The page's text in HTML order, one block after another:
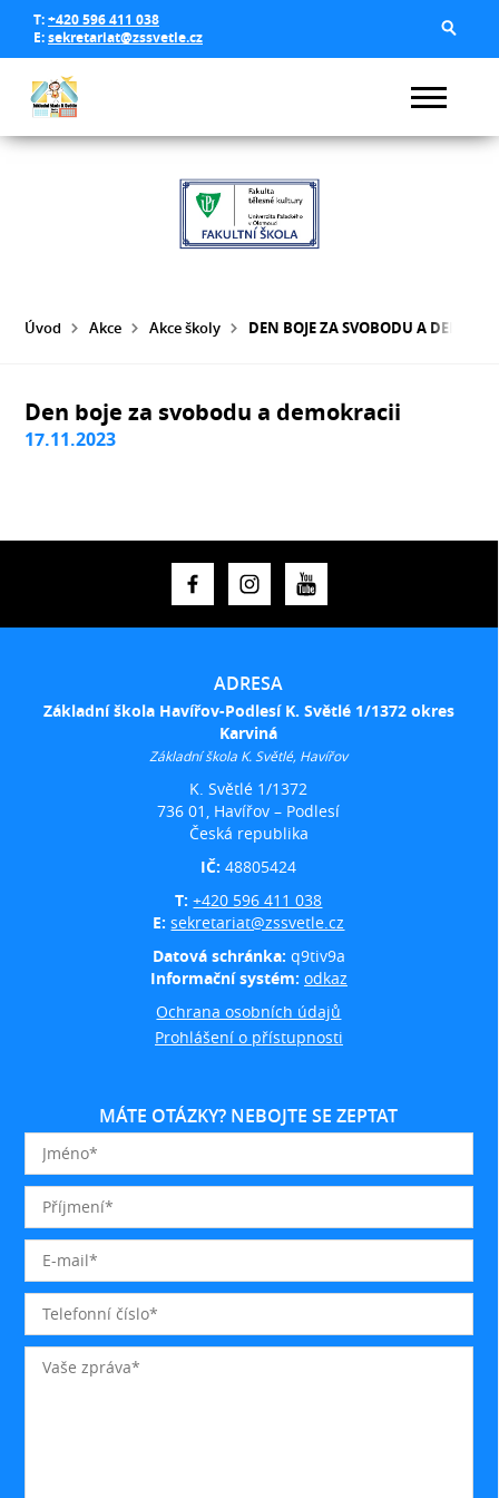
T:+420 596 411 038
E:sekretariat@zssvetle.cz
Úvod Akce Akce školy DEN BOJE ZA SVOBODU A
Den boje za svobodu a demokracii
17.11.2023
ADRESA
Základní škola Havířov-Podlesí K. Světlé 1/1372 okres
Karviná
Základní škola K. Světlé, Havířov
K. Světlé 1/1372
736 01, Havířov – Podlesí
Česká republika
IČ:48805424
T:+420 596 411 038
E:sekretariat@zssvetle.cz
Datová schránka: q9tiv9a
Informační systém: odkaz
Ochrana osobních údajů
Prohlášení o přístupnosti
MÁTE OTÁZKY? NEBOJTE SE ZEPTAT